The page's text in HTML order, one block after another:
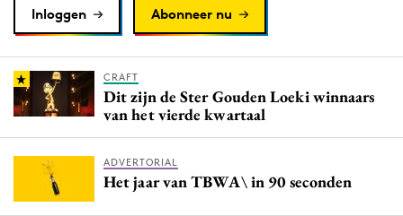
Reputatie & crisis
Inloggen Abonneer nu
CRAFT
Dit zijn de Ster Gouden Loeki winnaars
van het vierde kwartaal
ADVERTORIAL
Het jaar van TBWA\ in 90 seconden